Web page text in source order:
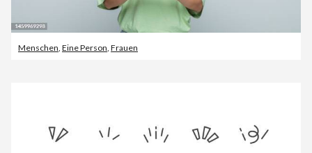
Menschen, Eine Person, Frauen